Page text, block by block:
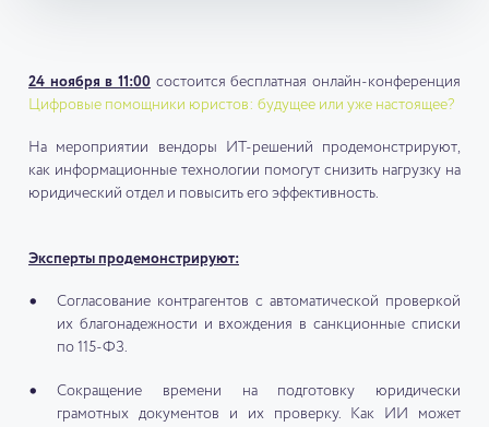
24 ноября в 11:00 состоится бесплатная онлайн-конференция
Цифровые помощники юристов: будущее или уже настоящее?
На мероприятии вендоры ИТ-решений продемонстрируют,
как информационные технологии помогут снизить нагрузку на
юридический отдел и повысить его эффективность.
Эксперты продемонстрируют:
Согласование контрагентов с автоматической проверкой
их благонадежности и вхождения в санкционные списки
по 115-ФЗ.
Сокращение времени на подготовку юридически
грамотных документов и их проверку. Как ИИ может